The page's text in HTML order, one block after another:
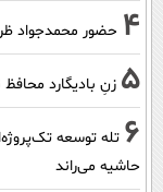
4 حضور محمدجواد
5 زنِ بادیگارد
6 تله توسعه
حاشیه می‌راند